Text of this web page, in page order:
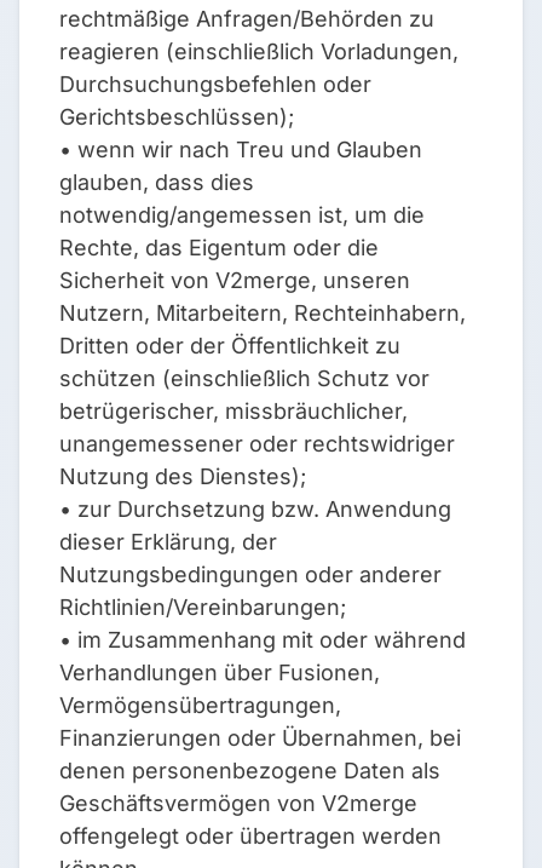
rechtmäßige Anfragen/Behörden zu
reagieren (einschließlich Vorladungen,
Durchsuchungsbefehlen oder
Gerichtsbeschlüssen);
• wenn wir nach Treu und Glauben
glauben, dass dies
notwendig/angemessen ist, um die
Rechte, das Eigentum oder die
Sicherheit von V2merge, unseren
Nutzern, Mitarbeitern, Rechteinhabern,
Dritten oder der Öffentlichkeit zu
schützen (einschließlich Schutz vor
betrügerischer, missbräuchlicher,
unangemessener oder rechtswidriger
Nutzung des Dienstes);
• zur Durchsetzung bzw. Anwendung
dieser Erklärung, der
Nutzungsbedingungen oder anderer
Richtlinien/Vereinbarungen;
• im Zusammenhang mit oder während
Verhandlungen über Fusionen,
Vermögensübertragungen,
Finanzierungen oder Übernahmen, bei
denen personenbezogene Daten als
Geschäftsvermögen von V2merge
offengelegt oder übertragen werden